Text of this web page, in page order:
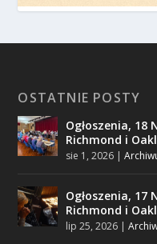
OSTATNIE POSTY
Ogłoszenia, 18
Richmond i
sie 1, 2026 |
Ogłoszenia, 17
Richmond i
lip 25, 2026 |